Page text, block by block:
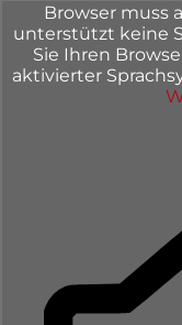
Browser muss
unterstützt keine
Sie Ihren
aktivierter